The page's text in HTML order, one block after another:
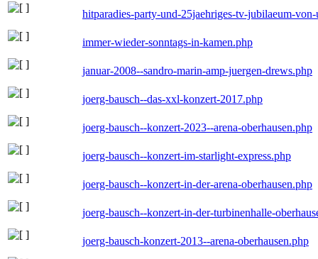
hitparadies-party-und-25jaehriges-tv-jubilaeum-
immer-wieder-sonntags-in-kamen.php
januar-2008--sandro-marin-amp-juergen-drews.php
joerg-bausch--das-xxl-konzert-2017.php
joerg-bausch--konzert-2023--arena-oberhausen.php
joerg-bausch--konzert-im-starlight-express.php
joerg-bausch--konzert-in-der-arena-oberhausen.php
joerg-bausch--konzert-in-der-turbinenhalle-
joerg-bausch-konzert-2013--arena-oberhausen.php